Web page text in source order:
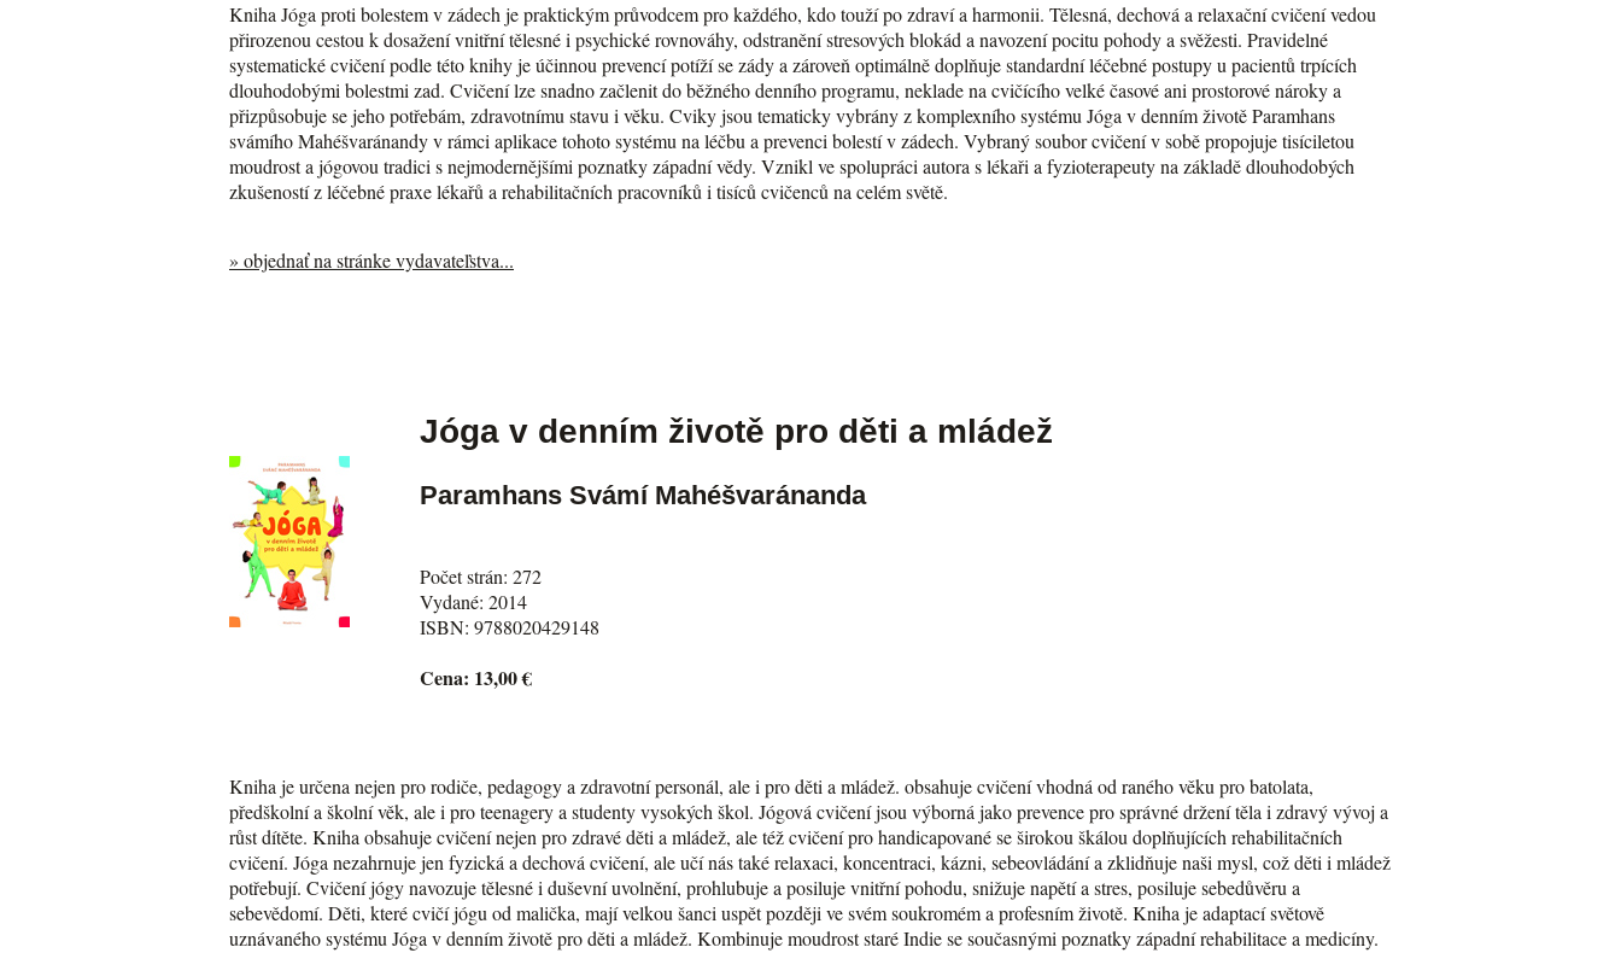
Kniha Jóga proti bolestem v zádech je praktickým průvodcem pro každého, kdo touží po zdraví a harmonii. Tělesná, dechová a relaxační cvičení vedou
přirozenou cestou k dosažení vnitřní tělesné i psychické rovnováhy, odstranění stresových blokád a navození pocitu pohody a svěžesti. Pravidelné
systematické cvičení podle této knihy je účinnou prevencí potíží se zády a zároveň optimálně doplňuje standardní léčebné postupy u pacientů trpících
dlouhodobými bolestmi zad. Cvičení lze snadno začlenit do běžného denního programu, neklade na cvičícího velké časové ani prostorové nároky a
přizpůsobuje se jeho potřebám, zdravotnímu stavu i věku. Cviky jsou tematicky vybrány z komplexního systému Jóga v denním životě Paramhans
svámího Mahéšvaránandy v rámci aplikace tohoto systému na léčbu a prevenci bolestí v zádech. Vybraný soubor cvičení v sobě propojuje tisíciletou
moudrost a jógovou tradici s nejmodernějšími poznatky západní vědy. Vznikl ve spolupráci autora s lékaři a fyzioterapeuty na základě dlouhodobých
zkušeností z léčebné praxe lékařů a rehabilitačních pracovníků i tisíců cvičenců na celém světě.
» objednať na stránke vydavateľstva...
Jóga v denním životě pro děti a mládež
Paramhans Svámí Mahéšvaránanda
Počet strán: 272
Vydané: 2014
ISBN: 9788020429148
Cena: 13,00 €
Kniha je určena nejen pro rodiče, pedagogy a zdravotní personál, ale i pro děti a mládež. obsahuje cvičení vhodná od raného věku pro batolata,
předškolní a školní věk, ale i pro teenagery a studenty vysokých škol. Jógová cvičení jsou výborná jako prevence pro správné držení těla i zdravý vývoj a
růst dítěte. Kniha obsahuje cvičení nejen pro zdravé děti a mládež, ale též cvičení pro handicapované se širokou škálou doplňujících rehabilitačních
cvičení. Jóga nezahrnuje jen fyzická a dechová cvičení, ale učí nás také relaxaci, koncentraci, kázni, sebeovládání a zklidňuje naši mysl, což děti i mládež
potřebují. Cvičení jógy navozuje tělesné i duševní uvolnění, prohlubuje a posiluje vnitřní pohodu, snižuje napětí a stres, posiluje sebedůvěru a
sebevědomí. Děti, které cvičí jógu od malička, mají velkou šanci uspět později ve svém soukromém a profesním životě. Kniha je adaptací světově
uznávaného systému Jóga v denním životě pro děti a mládež. Kombinuje moudrost staré Indie se současnými poznatky západní rehabilitace a medicíny.